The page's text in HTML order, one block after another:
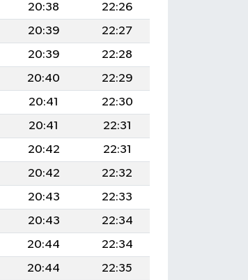
20:38
22:26
20:39
22:27
20:39
22:28
20:40
22:29
20:41
22:30
20:41
22:31
20:42
22:31
20:42
22:32
20:43
22:33
20:43
22:34
20:44
22:34
20:44
22:35